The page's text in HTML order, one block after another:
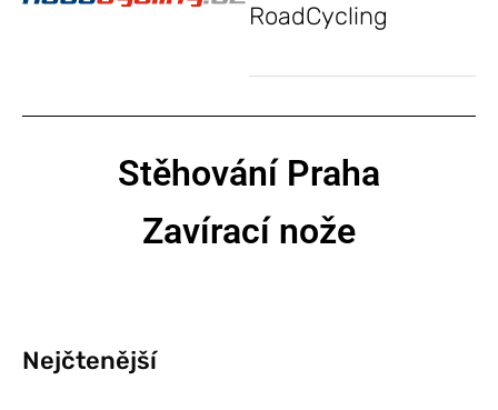
RoadCycling
Stěhování Praha
Zavírací nože
Nejčtenější